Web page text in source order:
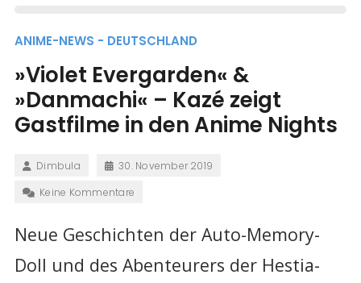
ANIME-NEWS - DEUTSCHLAND
»Violet Evergarden« &
»Danmachi« – Kazé zeigt
Gastfilme in den Anime Nights
Dimbula
30. November 2019
Keine Kommentare
Neue Geschichten der Auto-Memory-
Doll und des Abenteurers der Hestia-